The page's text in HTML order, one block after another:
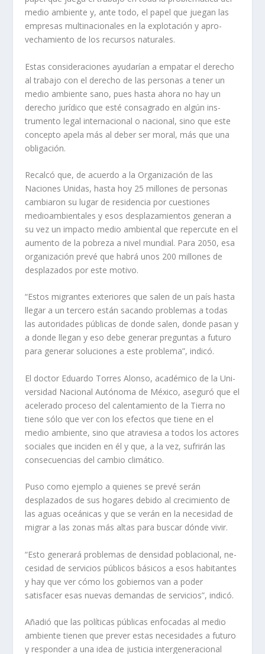
medio ambiente y, ante todo, el papel que jue­gan las
empresas multinacio­nales en la explotación y apro­
vechamiento de los recursos naturales.
Estas consideraciones ayu­darían a empatar el derecho
al trabajo con el derecho de las personas a tener un
medio am­biente sano, pues hasta ahora no hay un
derecho jurídico que esté consagrado en algún ins­
trumento legal internacional o nacional, sino que este
concep­to apela más al deber ser moral, más que una
obligación.
Recalcó que, de acuerdo a la Organización de las
Naciones Unidas, hasta hoy 25 millones de personas
cambiaron su lu­gar de residencia por cuestiones
medioambientales y esos des­plazamientos generan a
su vez un impacto medio ambiental que repercute en el
aumento de la pobreza a nivel mundial. Para 2050, esa
organización prevé que habrá unos 200 millones de
desplazados por este motivo.
“Estos migrantes exteriores que salen de un país hasta
lle­gar a un tercero están sacando problemas a todas
las autori­dades públicas de donde salen, donde pasan y
a donde llegan y eso debe generar preguntas a futuro
para generar soluciones a este problema”, indicó.
El doctor Eduardo Torres Alonso, académico de la Uni­
versidad Nacional Autónoma de México, aseguró que el
acelerado proceso del calen­tamiento de la Tierra no
tiene sólo que ver con los efectos que tiene en el
medio am­biente, sino que atraviesa a todos los actores
sociales que inciden en él y que, a la vez, sufrirán las
consecuencias del cambio climático.
Puso como ejemplo a quie­nes se prevé serán
desplazados de sus hogares debido al creci­miento de
las aguas oceánicas y que se verán en la necesidad de
migrar a las zonas más altas para buscar dónde vivir.
“Esto generará problemas de densidad poblacional, ne­
cesidad de servicios públicos básicos a esos habitantes
y hay que ver cómo los gobier­nos van a poder
satisfacer esas nuevas demandas de servi­cios”, indicó.
Añadió que las políticas públicas enfocadas al medio
ambiente tienen que prever es­tas necesidades a futuro
y res­ponder a una idea de justicia intergeneracional